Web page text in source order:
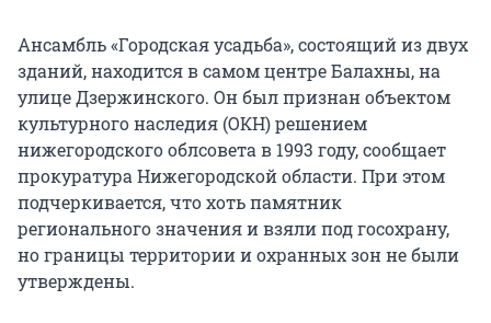
Ансамбль «Городская усадьба», состоящий из двух
зданий, находится в самом центре Балахны, на
улице Дзержинского. Он был признан объектом
культурного наследия (ОКН) решением
нижегородского облсовета в 1993 году, сообщает
прокуратура Нижегородской области. При этом
подчеркивается, что хоть памятник
регионального значения и взяли под госохрану,
но границы территории и охранных зон не были
утверждены.